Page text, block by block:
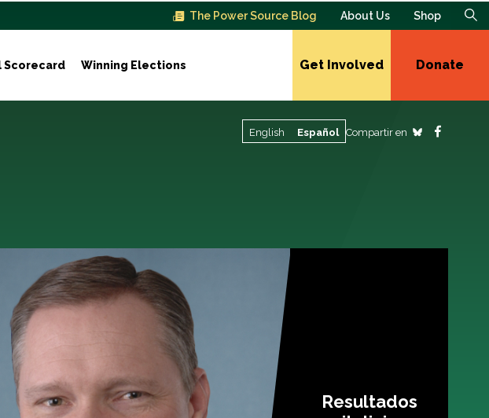
The Power Source Blog About Us Shop
Scorecard Winning Elections Get Involved Donate
English Español Compartir en
Resultados